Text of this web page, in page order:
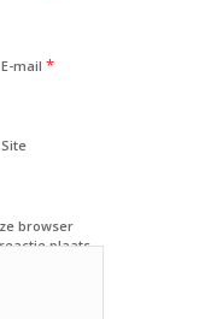
E-mail *
Site
browser
plaats.